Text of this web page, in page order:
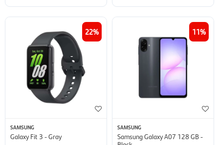
22
SAMSUNG
Galaxy Fit 3 - Gray
11
SAMSUNG
Samsung Galaxy A07 128 GB -